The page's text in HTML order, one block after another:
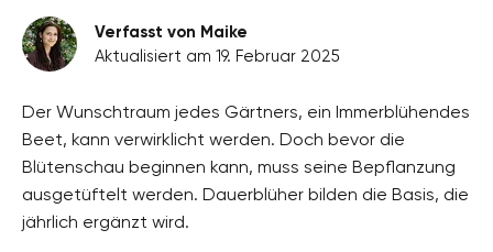
Verfasst von Maike
Aktualisiert am 19. Februar 2025
Der Wunschtraum jedes Gärtners, ein Immerblühendes
Beet, kann verwirklicht werden. Doch bevor die
Blütenschau beginnen kann, muss seine Bepflanzung
ausgetüftelt werden. Dauerblüher bilden die Basis, die
jährlich ergänzt wird.